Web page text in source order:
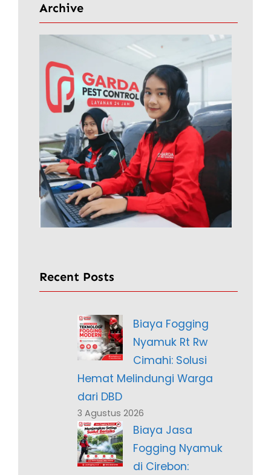
Archive
Recent Posts
Biaya Fogging
Nyamuk Rt Rw
Cimahi: Solusi
Hemat Melindungi Warga
dari DBD
3 Agustus 2026
Biaya Jasa
Fogging Nyamuk
di Cirebon: